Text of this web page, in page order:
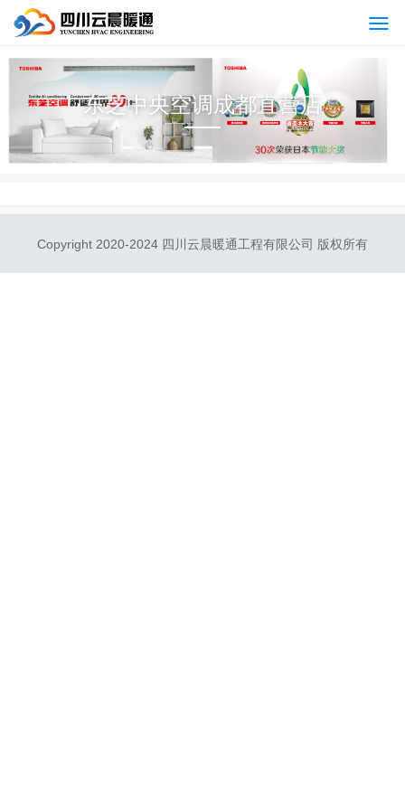
东芝中央空调成都直营店
Copyright 2020-2024 四川云晨暖通工程有限公司 版权所有